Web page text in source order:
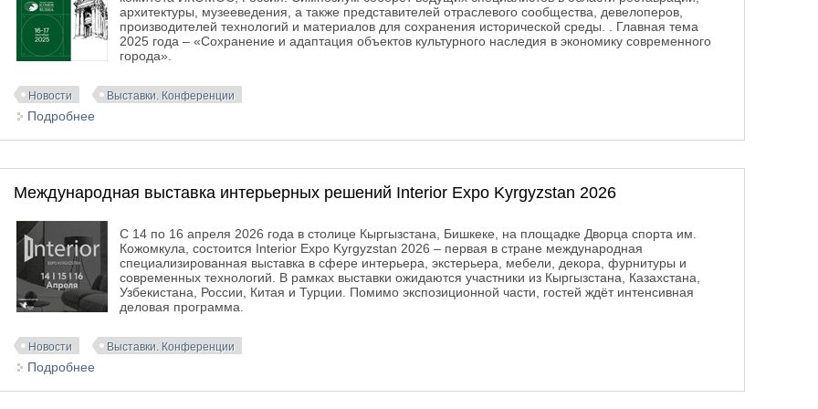
архитектуры, музееведения, а также представителей отраслевого сообщества, девелоперов,
производителей технологий и материалов для сохранения исторической среды. . Главная тема
2025 года – «Сохранение и адаптация объектов культурного наследия в экономику современного
города».
Новости Выставки. Конференции
Подробнее
Международная выставка интерьерных решений Interior Expo Kyrgyzstan 2026
С 14 по 16 апреля 2026 года в столице Кыргызстана, Бишкеке, на площадке Дворца спорта им.
Кожомкула, состоится Interior Expo Kyrgyzstan 2026 – первая в стране международная
специализированная выставка в сфере интерьера, экстерьера, мебели, декора, фурнитуры и
современных технологий. В рамках выставки ожидаются участники из Кыргызстана, Казахстана,
Узбекистана, России, Китая и Турции. Помимо экспозиционной части, гостей ждёт интенсивная
деловая программа.
Новости Выставки. Конференции
Подробнее